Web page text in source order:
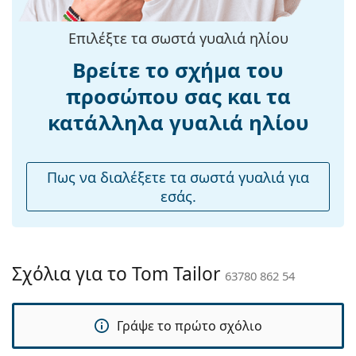
βραχίονα:
130 mm
85 γρ
μαξιλάρια
Ναι
άρθρωση:
Όχι
Αξεσουάρ
Πανί
καθαρισμού:
Όχι
Τύπος:
Γυναικεία
Επιλέξτε τα σωστά γυαλιά ηλίου
Βρείτε το σχήμα του
προσώπου σας και τα
κατάλληλα γυαλιά ηλίου
Πως να διαλέξετε τα σωστά γυαλιά για
εσάς.
Σχόλια για το Tom Tailor 63780 862 54
Γράψε το πρώτο σχόλιο